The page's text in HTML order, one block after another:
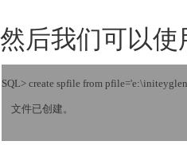
然后我们可以
SQL> create spfile from
    文件已创建。